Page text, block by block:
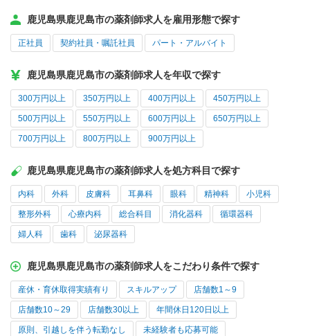
鹿児島県鹿児島市の薬剤師求人を雇用形態で探す
正社員 契約社員・嘱託社員 パート・アルバイト
鹿児島県鹿児島市の薬剤師求人を年収で探す
300万円以上 350万円以上 400万円以上 450万円以上
500万円以上 550万円以上 600万円以上 650万円以上
700万円以上 800万円以上 900万円以上
鹿児島県鹿児島市の薬剤師求人を処方科目で探す
内科 外科 皮膚科 耳鼻科 眼科 精神科 小児科
整形外科 心療内科 総合科目 消化器科 循環器科
婦人科 歯科 泌尿器科
鹿児島県鹿児島市の薬剤師求人をこだわり条件で探す
産休・育休取得実績有り スキルアップ 店舗数1～9
店舗数10～29 店舗数30以上 年間休日120日以上
原則、引越しを伴う転勤なし 未経験者も応募可能